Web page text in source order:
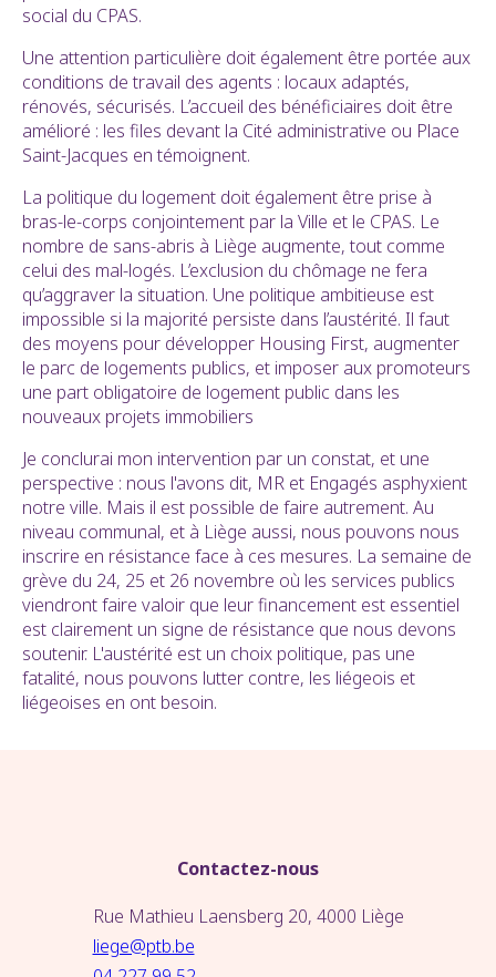
social du CPAS.
Une attention particulière doit également être portée aux
conditions de travail des agents : locaux adaptés,
rénovés, sécurisés. L’accueil des bénéficiaires doit être
amélioré : les files devant la Cité administrative ou Place
Saint-Jacques en témoignent.
La politique du logement doit également être prise à
bras-le-corps conjointement par la Ville et le CPAS. Le
nombre de sans-abris à Liège augmente, tout comme
celui des mal-logés. L’exclusion du chômage ne fera
qu’aggraver la situation. Une politique ambitieuse est
impossible si la majorité persiste dans l’austérité. Il faut
des moyens pour développer Housing First, augmenter
le parc de logements publics, et imposer aux promoteurs
une part obligatoire de logement public dans les
nouveaux projets immobiliers
Je conclurai mon intervention par un constat, et une
perspective : nous l'avons dit, MR et Engagés asphyxient
notre ville. Mais il est possible de faire autrement. Au
niveau communal, et à Liège aussi, nous pouvons nous
inscrire en résistance face à ces mesures. La semaine de
grève du 24, 25 et 26 novembre où les services publics
viendront faire valoir que leur financement est essentiel
est clairement un signe de résistance que nous devons
soutenir. L'austérité est un choix politique, pas une
fatalité, nous pouvons lutter contre, les liégeois et
liégeoises en ont besoin.
Contactez-nous
Rue Mathieu Laensberg 20, 4000 Liège
liege@ptb.be